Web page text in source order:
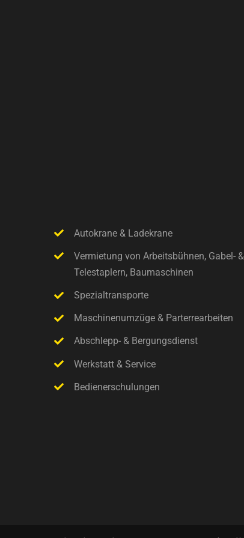
Autokrane & Ladekrane
Vermietung von Arbeitsbühnen, Gabel- &
Telestaplern, Baumaschinen
Spezialtransporte
Maschinenumzüge & Parterrearbeiten
Abschlepp- & Bergungsdienst
Werkstatt & Service
Bedienerschulungen